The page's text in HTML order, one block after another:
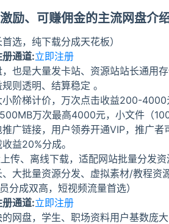
励、可赚佣金的主流网盘介
选，纯下载分成天花板）
通道:立即注册
也是大量发卡站、资源站站长通用
则透明、结算稳定 。
小阶梯计价，万次点击收益200-
万次最高4000元，小文件（
广链接，用户领券开通VIP，推广
益20%分成。
传、离线下载，适配网站批量分发
大批量资源分发、虚拟素材/教程资
分成双高，短视频流量首选）
通道:立即注册
网盘，学生、职场资料用户基数庞